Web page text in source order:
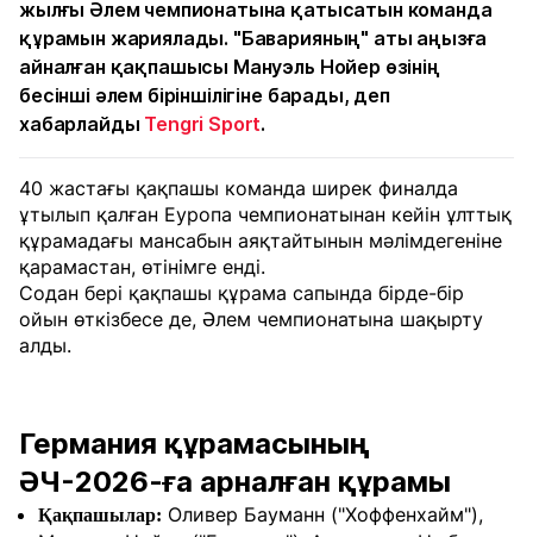
жылғы Әлем чемпионатына қатысатын команда
құрамын жариялады. "Баварияның" аты аңызға
айналған қақпашысы Мануэль Нойер өзінің
бесінші әлем біріншілігіне барады, деп
хабарлайды Tengri Sport.
40 жастағы қақпашы команда ширек финалда
ұтылып қалған Еуропа чемпионатынан кейін ұлттық
құрамадағы мансабын аяқтайтынын мәлімдегеніне
қарамастан, өтінімге енді.
Содан бері қақпашы құрама сапында бірде-бір
ойын өткізбесе де, Әлем чемпионатына шақырту
алды.
Германия құрамасының
ӘЧ-2026-ға арналған құрамы
Қақпашылар: Оливер Бауманн ("Хоффенхайм"),